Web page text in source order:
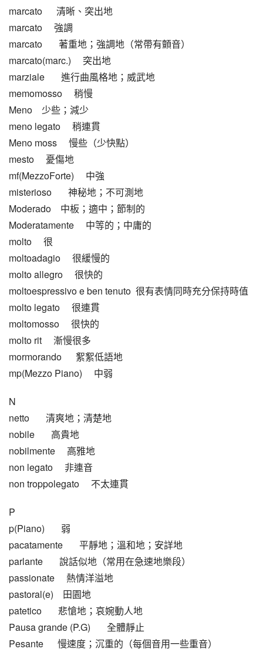
marcato      清晰、突出地
marcato     強調
marcato       著重地；強調地（常帶有顫音）
marcato(marc.)     突出地
marziale       進行曲風格地；威武地
memomosso     稍慢
Meno    少些；減少
meno legato     稍連貫
Meno moss     慢些（少快點）
mesto     憂傷地
mf(MezzoForte)     中強
misterioso       神秘地；不可測地
Moderado    中板；適中；節制的
Moderatamente     中等的；中庸的
molto     很
moltoadagio     很緩慢的
molto allegro     很快的
moltoespressivo e ben tenuto  很有表情同時充分保持時值
molto legato     很連貫
moltomosso     很快的
molto rit     漸慢很多
mormorando      絮絮低語地
mp(Mezzo Piano)     中弱
N
netto       清爽地；清楚地
nobile       高貴地
nobilmente     高雅地
non legato     非連音
non troppolegato     不太連貫
P
p(Piano)       弱
pacatamente       平靜地；溫和地；安詳地
parlante       說話似地（常用在急速地樂段）
passionate     熱情洋溢地
pastoral(e)    田園地
patetico       悲愴地；哀婉動人地
Pausa grande (P.G)       全體靜止
Pesante      慢速度；沉重的（每個音用一些重音）